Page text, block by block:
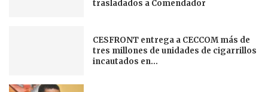
trasladados a Comendador
CESFRONT entrega a CECCOM más de
tres millones de unidades de cigarrillos
incautados en...